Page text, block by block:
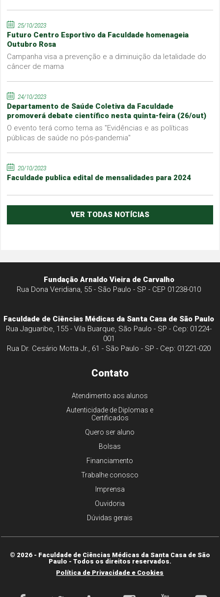
25/10/2023
Futuro Centro Esportivo da Faculdade homenageia
Outubro Rosa
Campanha visa a prevenção e a diminuição da letalidade do
câncer de mama
24/10/2023
Departamento de Saúde Coletiva da Faculdade
promoverá debate científico nesta quinta-feira (26/out)
O evento terá como tema as "Evidências e as políticas
públicas de saúde no pós-pandemia"
20/10/2023
Faculdade publica edital de mensalidades para 2024
VER TODAS NOTÍCIAS
Fundação Arnaldo Vieira de Carvalho
Rua Dona Veridiana, 55 - São Paulo - SP - CEP 01238-010
Faculdade de Ciências Médicas da Santa Casa de São Paulo
Rua Jaguaribe, 155 - Vila Buarque, São Paulo - SP - Cep: 01224-
001
Rua Dr. Cesário Motta Jr., 61 - São Paulo - SP - Cep: 01221-020
Contato
Atendimento aos alunos
Autenticidade de Diplomas e
Certificados
Quero ser aluno
Bolsas
Financiamento
Trabalhe conosco
Imprensa
Ouvidoria
Dúvidas gerais
© 2026 - Faculdade de Ciências Médicas da Santa Casa de São
Paulo - Todos os direitos reservados.
Política de Privacidade e Cookies